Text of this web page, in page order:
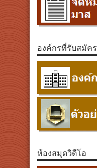
องค์กรที่รับสมัคร
ห้องสมุดวิดีโอ